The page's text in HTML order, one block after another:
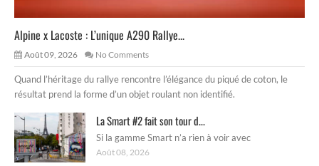
Alpine x Lacoste : L’unique A290 Rallye...
Août 09, 2026 No Comments
Quand l’héritage du rallye rencontre l’élégance du piqué de coton, le
résultat prend la forme d’un objet roulant non identifié.
La Smart #2 fait son tour d...
Si la gamme Smart n’a rien à voir avec
Août 08, 2026